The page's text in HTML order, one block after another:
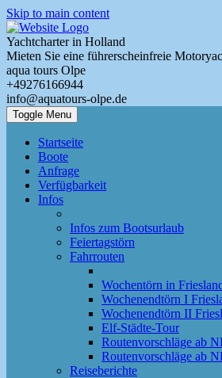
Skip to main content
Yachtcharter in Holland
Mieten Sie eine führerscheinfreie
aqua tours Olpe
+49276166944
info@aquatours-olpe.de
Toggle Menu
Startseite
Boote
Anfrage
Verfügbarkeit
Infos
Infos zum Bootsurlaub
Feiertagstörn
Fahrrouten
Wochentörn in
Wochenendtörn I
Wochenendtörn II
Elf-Städte-Tour
Routenvorschläge ab
Routenvorschläge ab
Reiseberichte